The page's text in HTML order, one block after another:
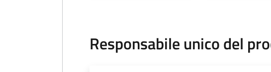
Responsabile unico del